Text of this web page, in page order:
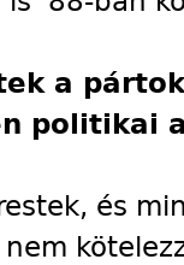
a
politikai
és